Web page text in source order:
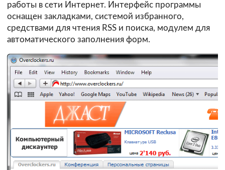
работы в сети Интернет. Интерфейс программы
оснащен закладками, системой избранного,
средствами для чтения RSS и поиска, модулем для
автоматического заполнения форм.